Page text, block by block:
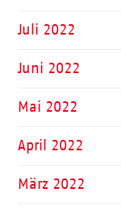
Juli 2022
Juni 2022
Mai 2022
April 2022
März 2022